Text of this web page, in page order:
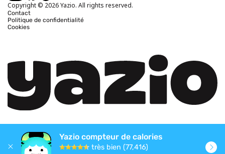
Copyright © 2026 Yazio. All rights reserved.
Contact
Politique de confidentialité
Cookies
Yazio compteur de calories
très bien (77,416)